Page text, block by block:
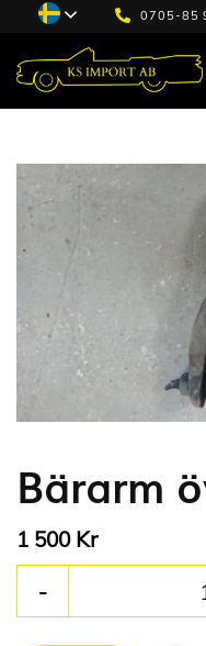
0705-85
Bärarm
1 500 Kr